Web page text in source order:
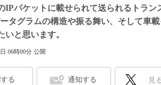
IPパケットに載せられて送られるトラ
タグラムの構造や振る舞い、そして車
いと思います。
06時00分 公開
る 通知する 見